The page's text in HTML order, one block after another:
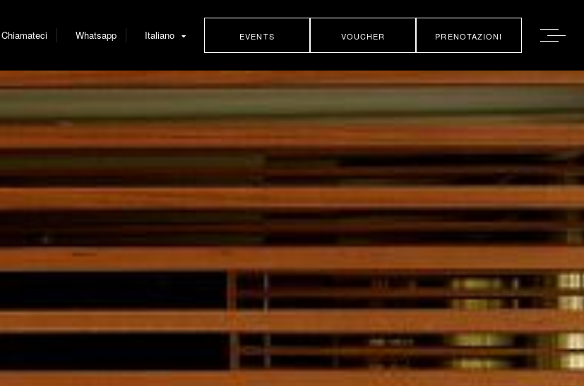
Chiamateci Whatsapp Italiano EVENTS VOUCHER PRENOTAZIONI